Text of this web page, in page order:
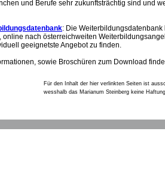
und Berufe sehr zukunftsträchtig sind und
: Die
online nach österreichweiten
geeignetste Angebot zu finden.
sowie Broschüren zum Download
Für den Inhalt der hier verlinkten Seiten ist
wesshalb das Marianum Steinberg keine